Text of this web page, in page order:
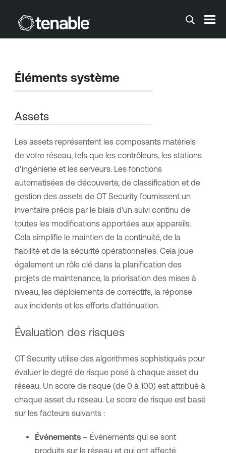
Passer au contenu principal
Éléments système
Assets
Les assets représentent les composants matériels
de votre réseau, tels que les contrôleurs, les stations
d'ingénierie et les serveurs. Les fonctions
automatisées de découverte, de classification et de
gestion des assets de OT Securityfournissent un
inventaire précis par le biais d'un suivi continu de
toutes les modifications apportées aux appareils.
Cela simplifie le maintien de la continuité, de la
fiabilité et de la sécurité opérationnelles. Cela joue
également un rôle clé dans la planification des
projets de maintenance, la priorisation des mises à
niveau, les déploiements de correctifs, la réponse
aux incidents et les efforts d'atténuation.
Évaluation des risques
OT Securityutilise des algorithmes sophistiqués pour
évaluer le degré de risque posé à chaque asset du
réseau. Un score de risque (de 0 à 100) est attribué à
chaque asset du réseau. Le score de risque est basé
sur les facteurs suivants :
Événements– Événements qui se sont
produits sur le réseau et qui ont affecté